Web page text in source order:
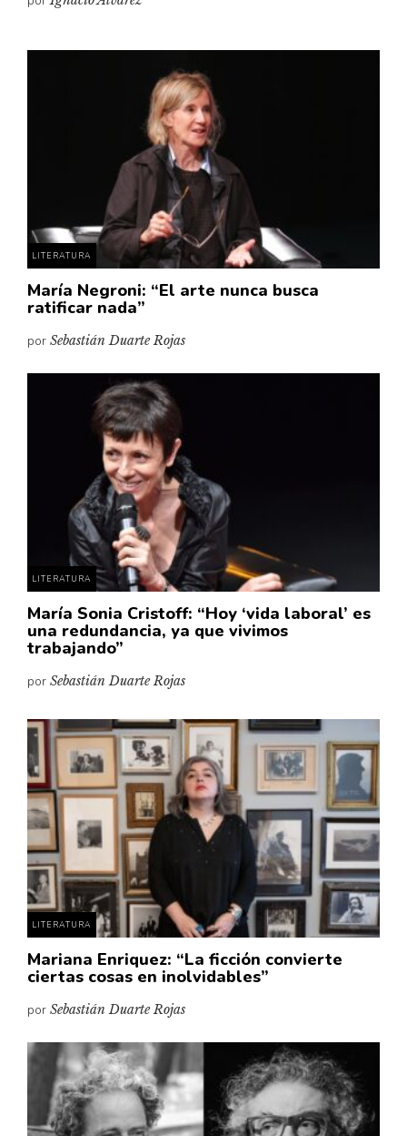
LITERATURA
María Negroni: “El arte nunca busca
ratificar nada”
por Sebastián Duarte Rojas
LITERATURA
María Sonia Cristoff: “Hoy ‘vida laboral’ es
una redundancia, ya que vivimos
trabajando”
por Sebastián Duarte Rojas
LITERATURA
Mariana Enriquez: “La ficción convierte
ciertas cosas en inolvidables”
por Sebastián Duarte Rojas